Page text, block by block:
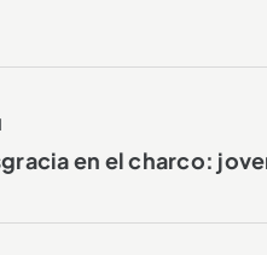
en el charco: